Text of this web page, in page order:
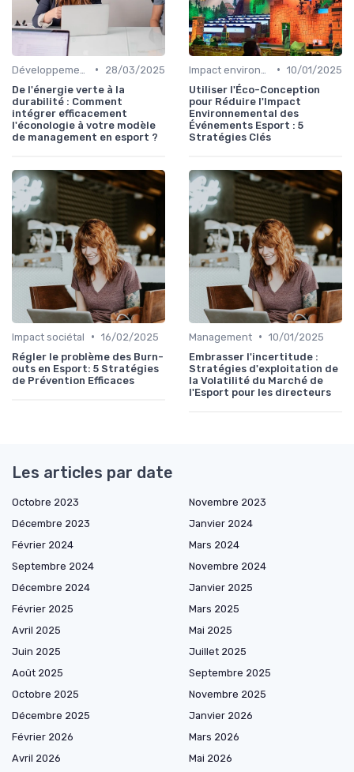
•
28/03/2025
De l'énergie verte à la
durabilité : Comment
intégrer efficacement
l'éconologie à votre modèle
de management en esport ?
• 10/01/2025
Utiliser l'Éco-Conception
pour Réduire l'Impact
Environnemental des
Événements Esport : 5
Stratégies Clés
Impact sociétal • 16/02/2025
Régler le problème des Burn-
outs en Esport: 5 Stratégies
de Prévention Efficaces
Management • 10/01/2025
Embrasser l'incertitude :
Stratégies d'exploitation de
la Volatilité du Marché de
l'Esport pour les directeurs
Les articles par date
Octobre 2023
Novembre 2023
Décembre 2023
Janvier 2024
Février 2024
Mars 2024
Septembre 2024
Novembre 2024
Décembre 2024
Janvier 2025
Février 2025
Mars 2025
Avril 2025
Mai 2025
Juin 2025
Juillet 2025
Août 2025
Septembre 2025
Octobre 2025
Novembre 2025
Décembre 2025
Janvier 2026
Février 2026
Mars 2026
Avril 2026
Mai 2026